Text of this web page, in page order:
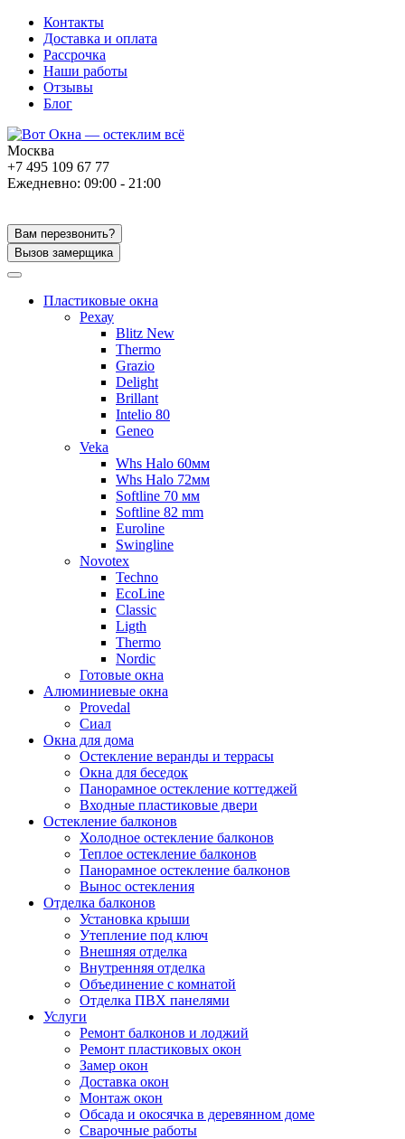
Контакты
Доставка и оплата
Рассрочка
Наши работы
Отзывы
Блог
Москва
+7 495 109 67 77
Ежедневно: 09:00 - 21:00
Вам перезвонить?
Вызов замерщика
Пластиковые окна
Рехау
Blitz New
Thermo
Grazio
Delight
Brillant
Intelio 80
Geneo
Veka
Whs Halo 60мм
Whs Halo 72мм
Softline 70 мм
Softline 82 mm
Euroline
Swingline
Novotex
Techno
EcoLine
Classic
Ligth
Thermo
Nordic
Готовые окна
Алюминиевые окна
Provedal
Сиал
Окна для дома
Остекление веранды и террасы
Окна для беседок
Панорамное остекление коттеджей
Входные пластиковые двери
Остекление балконов
Холодное остекление балконов
Теплое остекление балконов
Панорамное остекление балконов
Вынос остекления
Отделка балконов
Установка крыши
Утепление под ключ
Внешняя отделка
Внутренняя отделка
Объединение с комнатой
Отделка ПВХ панелями
Услуги
Ремонт балконов и лоджий
Ремонт пластиковых окон
Замер окон
Доставка окон
Монтаж окон
Обсада и окосячка в деревянном доме
Сварочные работы